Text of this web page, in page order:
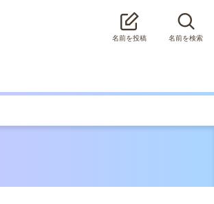
名前を投稿 名前を検索